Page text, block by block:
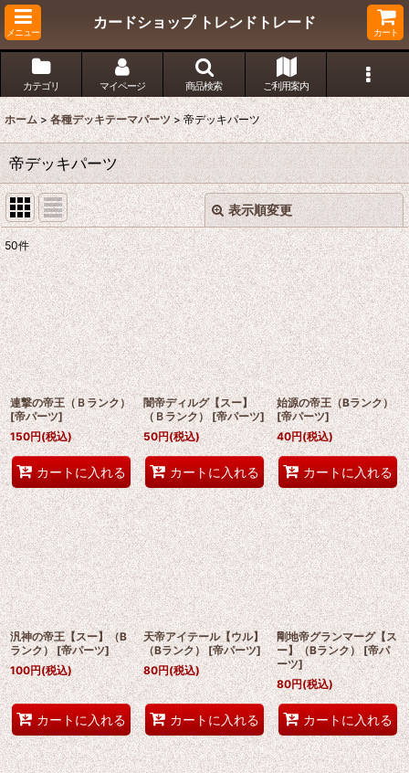
メニュー
カードショップ トレンドトレード
カート
カテゴリ マイページ 商品検索 ご利用案内
ホーム > 各種デッキテーマパーツ > 帝デッキパーツ
帝デッキパーツ
表示順変更
表示数:
在庫あり
並び順:
絞り込む
閉じる
50件
連撃の帝王（Ｂランク）
[帝パーツ]
150円(税込)
カートに入れる
闇帝ディルグ【スー】
（Ｂランク） [帝パーツ]
50円(税込)
カートに入れる
始源の帝王（Bランク）
[帝パーツ]
40円(税込)
カートに入れる
汎神の帝王【スー】（B
ランク） [帝パーツ]
100円(税込)
カートに入れる
天帝アイテール【ウル】
（Bランク） [帝パーツ]
80円(税込)
カートに入れる
剛地帝グランマーグ【ス
ー】（Bランク） [帝パ
ーツ]
80円(税込)
カートに入れる